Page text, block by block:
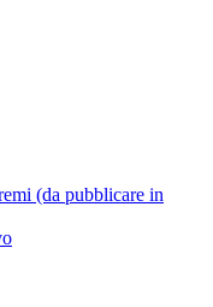
(da pubblicare in